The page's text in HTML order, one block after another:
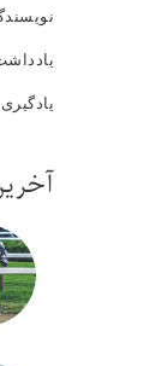
یادگیری